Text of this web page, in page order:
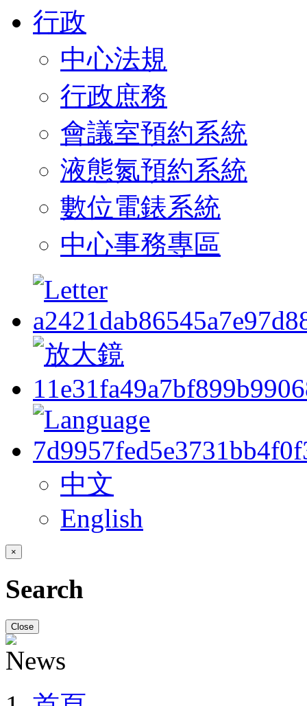
行政
中心法規
行政庶務
會議室預約系統
液態氮預約系統
數位電錶系統
中心事務專區
中文
English
×
Search
Close